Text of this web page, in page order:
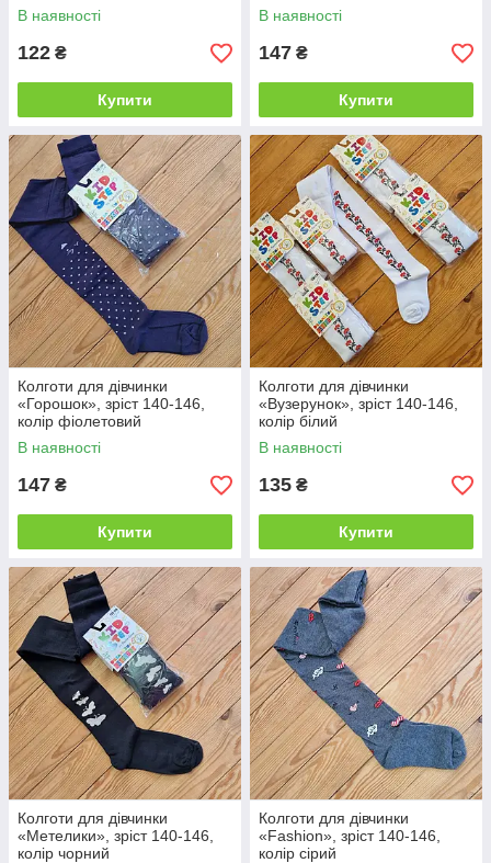
В наявності
122 ₴
Купити
В наявності
147 ₴
Купити
Колготи для дівчинки
«Горошок», зріст 140-146,
колір фіолетовий
В наявності
147 ₴
Купити
Колготи для дівчинки
«Вузерунок», зріст 140-146,
колір білий
В наявності
135 ₴
Купити
Колготи для дівчинки
«Метелики», зріст 140-146,
колір чорний
Колготи для дівчинки
«Fashion», зріст 140-146,
колір сірий